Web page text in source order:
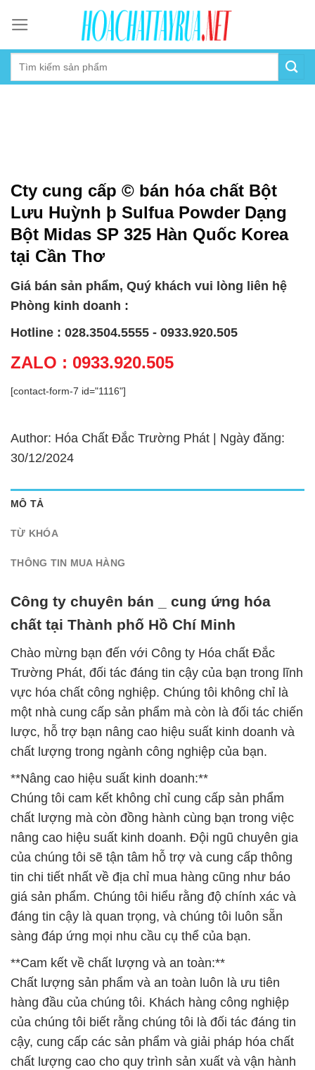
content
Cty cung cấp © bán hóa chất Bột
Lưu Huỳnh þ Sulfua Powder Dạng
Bột Midas SP 325 Hàn Quốc Korea
tại Cần Thơ
Giá bán sản phẩm, Quý khách vui lòng liên hệ
Phòng kinh doanh :
Hotline : 028.3504.5555 - 0933.920.505
ZALO : 0933.920.505
[contact-form-7 id="1116"]
Author: Hóa Chất Đắc Trường Phát | Ngày đăng:
30/12/2024
MÔ TẢ
TỪ KHÓA
THÔNG TIN MUA HÀNG
Công ty chuyên bán _ cung ứng hóa
chất tại Thành phố Hồ Chí Minh
Chào mừng bạn đến với Công ty Hóa chất Đắc
Trường Phát, đối tác đáng tin cậy của bạn trong lĩnh
vực hóa chất công nghiệp. Chúng tôi không chỉ là
một nhà cung cấp sản phẩm mà còn là đối tác chiến
lược, hỗ trợ bạn nâng cao hiệu suất kinh doanh và
chất lượng trong ngành công nghiệp của bạn.
**Nâng cao hiệu suất kinh doanh:**
Chúng tôi cam kết không chỉ cung cấp sản phẩm
chất lượng mà còn đồng hành cùng bạn trong việc
nâng cao hiệu suất kinh doanh. Đội ngũ chuyên gia
của chúng tôi sẽ tận tâm hỗ trợ và cung cấp thông
tin chi tiết nhất về địa chỉ mua hàng cũng như báo
giá sản phẩm. Chúng tôi hiểu rằng độ chính xác và
đáng tin cậy là quan trọng, và chúng tôi luôn sẵn
sàng đáp ứng mọi nhu cầu cụ thể của bạn.
**Cam kết về chất lượng và an toàn:**
Chất lượng sản phẩm và an toàn luôn là ưu tiên
hàng đầu của chúng tôi. Khách hàng công nghiệp
của chúng tôi biết rằng chúng tôi là đối tác đáng tin
cậy, cung cấp các sản phẩm và giải pháp hóa chất
chất lượng cao cho quy trình sản xuất và vận hành